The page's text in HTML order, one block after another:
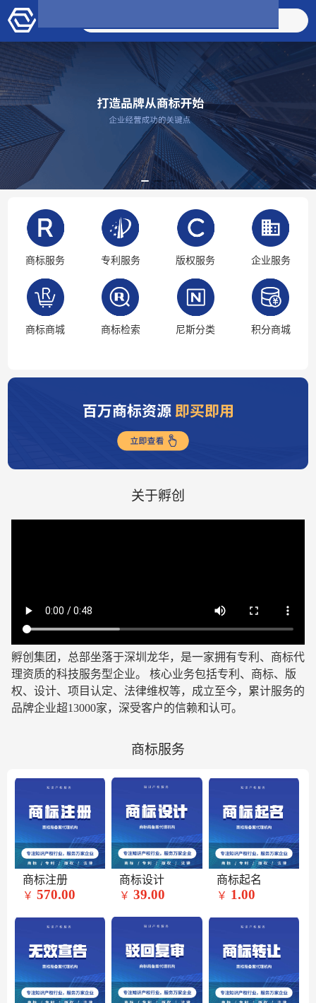
商标服务 专利服务 版权服务 企业服务
商标商城 商标检索 尼斯分类 积分商城
关于孵创
孵创集团，总部坐落于深圳龙华，是一家拥有专利、商标代
理资质的科技服务型企业。 核心业务包括专利、商标、版
权、设计、项目认定、法律维权等，成立至今，累计服务的
品牌企业超13000家，深受客户的信赖和认可。
商标服务
商标注册
￥ 570.00
商标设计
￥ 39.00
商标起名
￥ 1.00